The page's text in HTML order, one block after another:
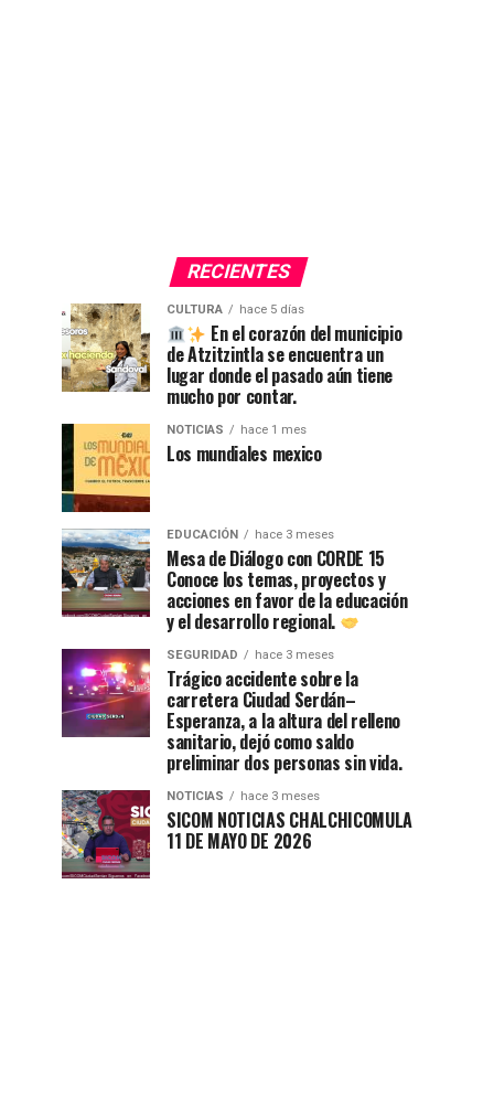
RECIENTES
CULTURA hace 5 días
En el corazón del municipio
de Atzitzintla se encuentra un
lugar donde el pasado aún tiene
mucho por contar.
NOTICIAS hace 1 mes
Los mundiales mexico
EDUCACIÓN hace 3 meses
Mesa de Diálogo con CORDE 15
Conoce los temas, proyectos y
acciones en favor de la educación
y el desarrollo regional.
SEGURIDAD hace 3 meses
Trágico accidente sobre la
carretera Ciudad Serdán–
Esperanza, a la altura del relleno
sanitario, dejó como saldo
preliminar dos personas sin vida.
NOTICIAS hace 3 meses
SICOM NOTICIAS CHALCHICOMULA
11 DE MAYO DE 2026